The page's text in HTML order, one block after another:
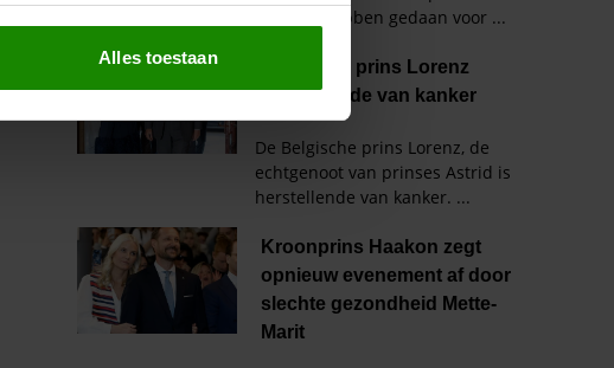
(fingerprinting)
social media te bieden en om ons
met onze partners voor social
andere informatie die u aan ze heeft
akkoord met onze cookies als u
Alles toestaan